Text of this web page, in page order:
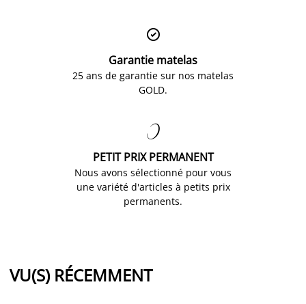

Garantie matelas
25 ans de garantie sur nos matelas
GOLD.

PETIT PRIX PERMANENT
Nous avons sélectionné pour vous
une variété d'articles à petits prix
permanents.
VU(S) RÉCEMMENT